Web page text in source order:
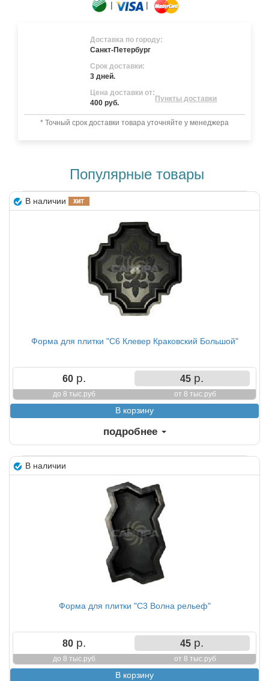
| |
Доставка по городу:
Санкт-Петербург
Срок доставки:
3 дней.
Цена доставки от:
400 руб.
Пункты доставки
* Точный срок доставки товара уточняйте у менеджера
Популярные товары
В наличии
Форма для плитки "С6 Клевер Краковский Большой"
60р.
до 8 тыс.руб
45 р.
от 8 тыс.руб
подробнее
В наличии
Форма для плитки "С3 Волна рельеф"
80р.
до 8 тыс.руб
45 р.
от 8 тыс.руб